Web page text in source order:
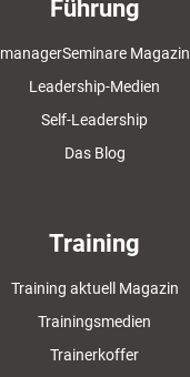
Führung
managerSeminare Magazin
Leadership-Medien
Self-Leadership
Das Blog
Training
Training aktuell Magazin
Trainingsmedien
Trainerkoffer